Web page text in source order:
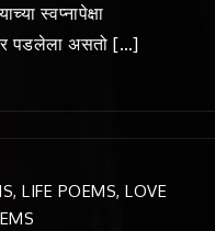
स्वप्नापेक्षा
पडलेला असतो […]
,LIFE POEMS,LOVE